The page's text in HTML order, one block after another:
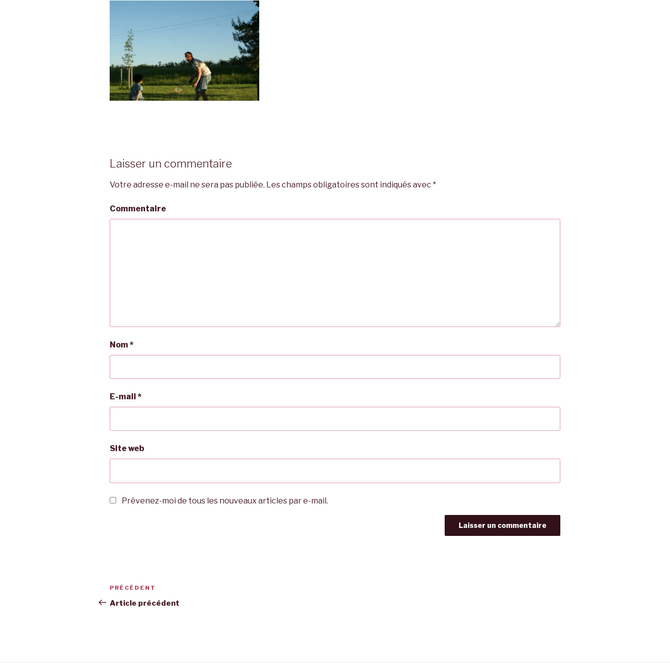
Laisser un commentaire
Votre adresse e-mail ne sera pas publiée. Les champs obligatoires sont indiqués avec *
Commentaire
Nom*
E-mail *
Site web
Prévenez-moi de tous les nouveaux articles par e-mail.
Navigation
de
Article
précédent
PRÉCÉDENT
Article précédent